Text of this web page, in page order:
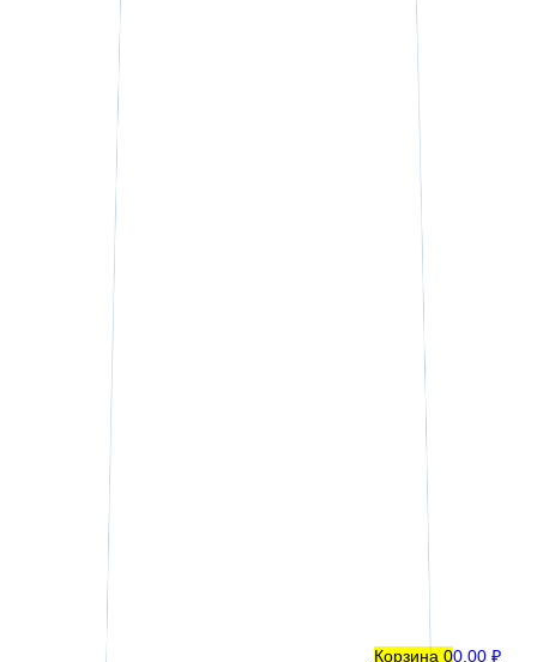
Корзина 00.00 ₽